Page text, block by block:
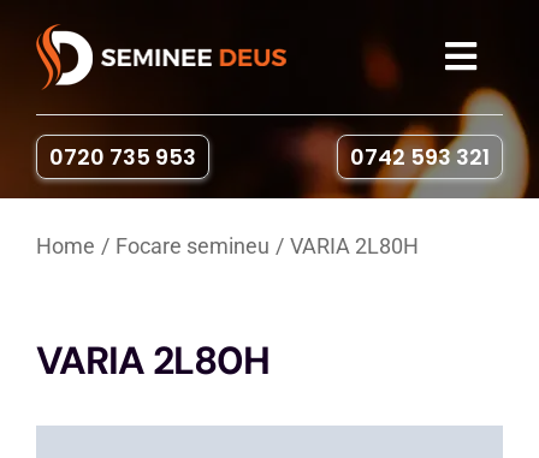
content
Accesorii
0720 735 953 0742 593 321
Home Focare semineu VARIA 2L80H
VARIA 2L80H